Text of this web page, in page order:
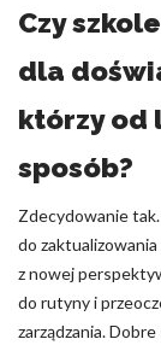
Czy
dla
którzy od
sposób?
Zdecydowanie
do
z nowej
do rutyny i
zarządzania.